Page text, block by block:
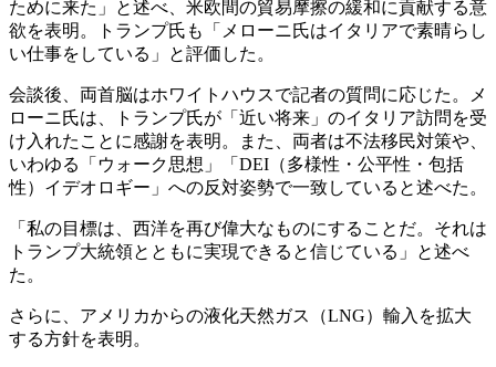
ために来た」と述べ、米欧間の貿易摩擦の緩和に貢献する意
欲を表明。トランプ氏も「メローニ氏はイタリアで素晴らし
い仕事をしている」と評価した。
会談後、両首脳はホワイトハウスで記者の質問に応じた。メ
ローニ氏は、トランプ氏が「近い将来」のイタリア訪問を受
け入れたことに感謝を表明。また、両者は不法移民対策や、
いわゆる「ウォーク思想」「DEI（多様性・公平性・包括
性）イデオロギー」への反対姿勢で一致していると述べた。
「私の目標は、西洋を再び偉大なものにすることだ。それは
トランプ大統領とともに実現できると信じている」と述べ
た。
さらに、アメリカからの液化天然ガス（LNG）輸入を拡大
する方針を表明。